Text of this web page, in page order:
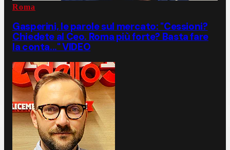
Roma
Gasperini, le parole sul mercato: "Cessioni?
Chiedete al Ceo. Roma più forte? Basta fare
la conta..." VIDEO